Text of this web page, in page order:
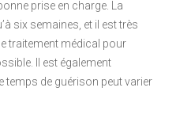
prise en charge. La
six semaines, et il est très
traitement médical pour
Il est également
temps de guérison peut varier